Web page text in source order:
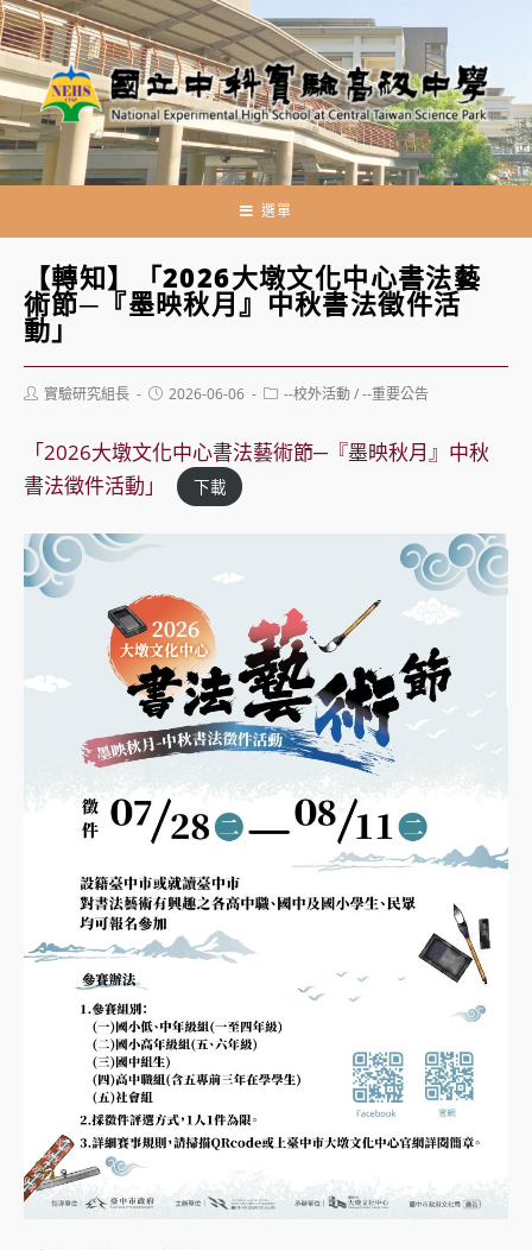
跳
轉
至
主
要
內
選單
【轉知】「2026大墩文化中心書法藝
術節─『墨映秋月』中秋書法徵件活
動」
Post實驗研究組長
Post2026-06-06
Post--校外活動/--重要公告
「2026大墩文化中心書法藝術節─『墨映秋月』中秋
書法徵件活動」
下載